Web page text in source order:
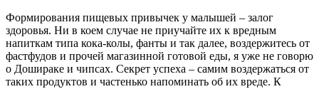
Формирования пищевых привычек у малышей – залог
здоровья. Ни в коем случае не приучайте их к вредным
напиткам типа кока-колы, фанты и так далее, воздержитесь от
фастфудов и прочей магазинной готовой еды, я уже не говорю
о Дошираке и чипсах. Секрет успеха – самим воздержаться от
таких продуктов и частенько напоминать об их вреде. К